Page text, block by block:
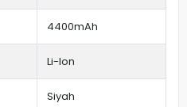
4400mAh
Li-Ion
Siyah